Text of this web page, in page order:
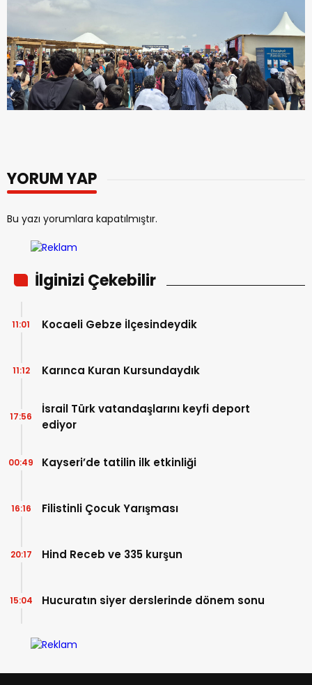
YORUM YAP
Bu yazı yorumlara kapatılmıştır.
İlginizi Çekebilir
Kocaeli Gebze İlçesindeydik
11:01
Karınca Kuran Kursundaydık
11:12
İsrail Türk vatandaşlarını keyfi deport
ediyor
17:56
Kayseri’de tatilin ilk etkinliği
00:49
Filistinli Çocuk Yarışması
16:16
Hind Receb ve 335 kurşun
20:17
Hucuratın siyer derslerinde dönem sonu
15:04